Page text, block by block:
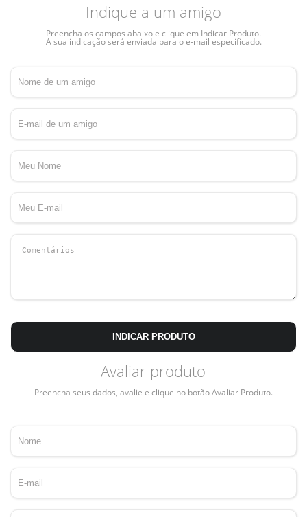
Indique a um amigo
Preencha os campos abaixo e clique em Indicar Produto.
A sua indicação será enviada para o e-mail especificado.
INDICAR PRODUTO
Avaliar produto
Preencha seus dados, avalie e clique no botão Avaliar Produto.